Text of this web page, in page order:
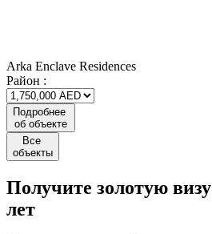
Arka Enclave Residences
Район :
Подробнее
об объекте
Все
объекты
Получите золотую визу
лет